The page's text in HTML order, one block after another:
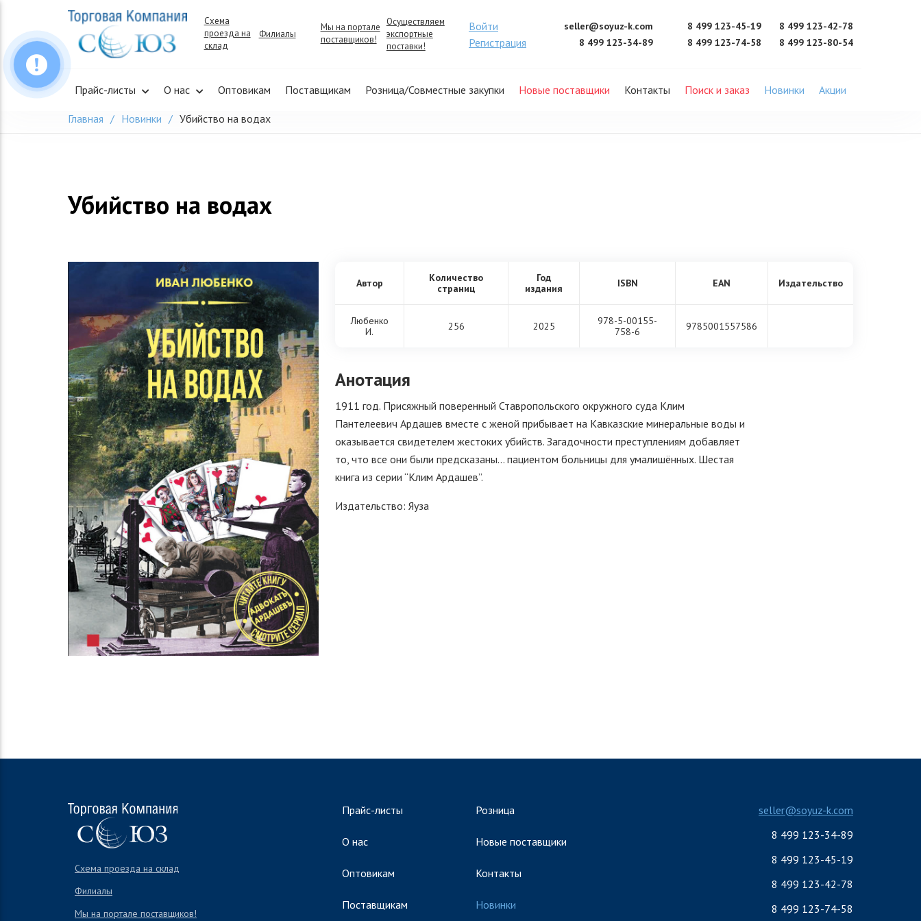
content
Схема
проезда на
склад
Филиалы
Мы на портале
поставщиков!
Осуществляем
экспортные
поставки!
Войти
Регистрация
seller@soyuz-k.com
8 499 123-34-89
8 499 123-45-19
8 499 123-42-78
8 499 123-74-58
8 499 123-80-54
Прайс-листы О нас Оптовикам Поставщикам Розница/Совместные закупки Новые поставщики Контакты Поиск и заказ Новинки Акции
Главная Новинки Убийство на водах
Убийство на водах
Автор
Количество
страниц
Год
издания
ISBN EAN Издательство
Любенко
И.
256 2025
978-5-00155-
758-6
9785001557586
Анотация
1911 год. Присяжный поверенный Ставропольского окружного суда Клим
Пантелеевич Ардашев вместе с женой прибывает на Кавказские минеральные воды и
оказывается свидетелем жестоких убийств. Загадочности преступлениям добавляет
то, что все они были предсказаны… пациентом больницы для умалишённых. Шестая
книга из серии “Клим Ардашев”.
Издательство: Яуза
Схема проезда на склад
Филиалы
Мы на портале поставщиков!
Прайс-листы
О нас
Оптовикам
Поставщикам
Розница
Новые поставщики
Контакты
Новинки
seller@soyuz-k.com
8 499 123-34-89
8 499 123-45-19
8 499 123-42-78
8 499 123-74-58